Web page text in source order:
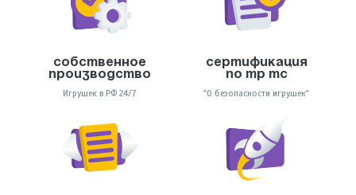
Собственное
производство
Игрушек в РФ 24/7
Сертификация
по тр тс
"О безопасности игрушек"